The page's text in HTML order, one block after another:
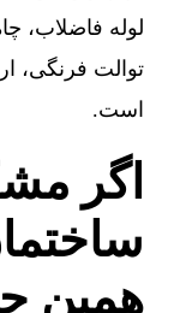
لوله فاضلاب،
توالت فرنگی،
است.
اگر
همین